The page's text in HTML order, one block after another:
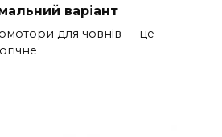
варіант
для човнів — це